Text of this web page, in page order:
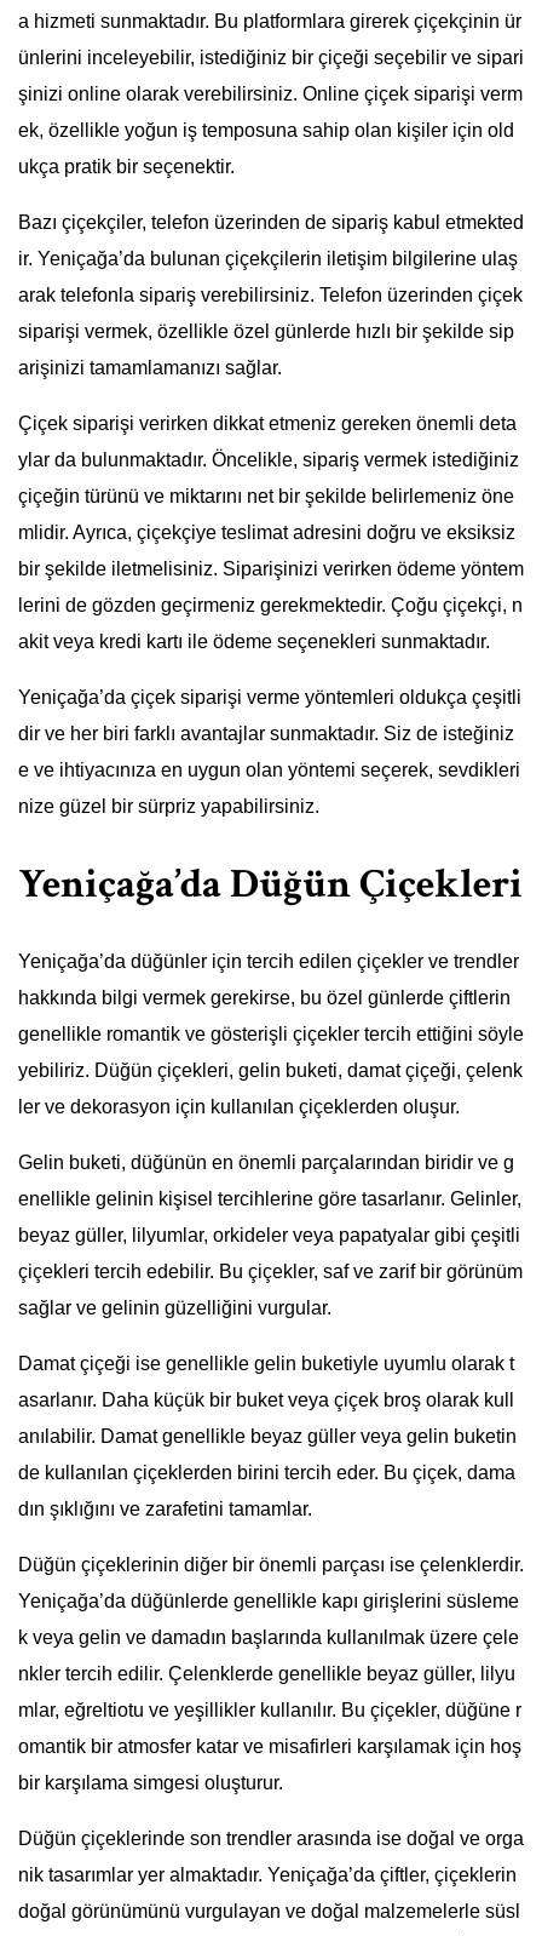
a hizmeti sunmaktadır. Bu platformlara girerek çiçekçinin ür
ünlerini inceleyebilir, istediğiniz bir çiçeği seçebilir ve sipari
şinizi online olarak verebilirsiniz. Online çiçek siparişi verm
ek, özellikle yoğun iş temposuna sahip olan kişiler için old
ukça pratik bir seçenektir.
Bazı çiçekçiler, telefon üzerinden de sipariş kabul etmekted
ir. Yeniçağa’da bulunan çiçekçilerin iletişim bilgilerine ulaş
arak telefonla sipariş verebilirsiniz. Telefon üzerinden çiçek
siparişi vermek, özellikle özel günlerde hızlı bir şekilde sip
arişinizi tamamlamanızı sağlar.
Çiçek siparişi verirken dikkat etmeniz gereken önemli deta
ylar da bulunmaktadır. Öncelikle, sipariş vermek istediğiniz
çiçeğin türünü ve miktarını net bir şekilde belirlemeniz öne
mlidir. Ayrıca, çiçekçiye teslimat adresini doğru ve eksiksiz
bir şekilde iletmelisiniz. Siparişinizi verirken ödeme yöntem
lerini de gözden geçirmeniz gerekmektedir. Çoğu çiçekçi, n
akit veya kredi kartı ile ödeme seçenekleri sunmaktadır.
Yeniçağa’da çiçek siparişi verme yöntemleri oldukça çeşitli
dir ve her biri farklı avantajlar sunmaktadır. Siz de isteğiniz
e ve ihtiyacınıza en uygun olan yöntemi seçerek, sevdikleri
nize güzel bir sürpriz yapabilirsiniz.
Yeniçağa’da Düğün Çiçekleri
Yeniçağa’da düğünler için tercih edilen çiçekler ve trendler
hakkında bilgi vermek gerekirse, bu özel günlerde çiftlerin
genellikle romantik ve gösterişli çiçekler tercih ettiğini söyle
yebiliriz. Düğün çiçekleri, gelin buketi, damat çiçeği, çelenk
ler ve dekorasyon için kullanılan çiçeklerden oluşur.
Gelin buketi, düğünün en önemli parçalarından biridir ve g
enellikle gelinin kişisel tercihlerine göre tasarlanır. Gelinler,
beyaz güller, lilyumlar, orkideler veya papatyalar gibi çeşitli
çiçekleri tercih edebilir. Bu çiçekler, saf ve zarif bir görünüm
sağlar ve gelinin güzelliğini vurgular.
Damat çiçeği ise genellikle gelin buketiyle uyumlu olarak t
asarlanır. Daha küçük bir buket veya çiçek broş olarak kull
anılabilir. Damat genellikle beyaz güller veya gelin buketin
de kullanılan çiçeklerden birini tercih eder. Bu çiçek, dama
dın şıklığını ve zarafetini tamamlar.
Düğün çiçeklerinin diğer bir önemli parçası ise çelenklerdir.
Yeniçağa’da düğünlerde genellikle kapı girişlerini süsleme
k veya gelin ve damadın başlarında kullanılmak üzere çele
nkler tercih edilir. Çelenklerde genellikle beyaz güller, lilyu
mlar, eğreltiotu ve yeşillikler kullanılır. Bu çiçekler, düğüne r
omantik bir atmosfer katar ve misafirleri karşılamak için hoş
bir karşılama simgesi oluşturur.
Düğün çiçeklerinde son trendler arasında ise doğal ve orga
nik tasarımlar yer almaktadır. Yeniçağa’da çiftler, çiçeklerin
doğal görünümünü vurgulayan ve doğal malzemelerle süsl